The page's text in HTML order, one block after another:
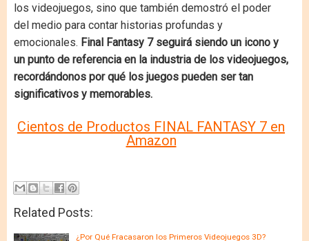
los videojuegos, sino que también demostró el poder
del medio para contar historias profundas y
emocionales. Final Fantasy 7 seguirá siendo un icono y
un punto de referencia en la industria de los videojuegos,
recordándonos por qué los juegos pueden ser tan
significativos y memorables.
Cientos de Productos FINAL FANTASY 7 en
Amazon
Related Posts:
¿Por Qué Fracasaron los Primeros Videojuegos 3D?